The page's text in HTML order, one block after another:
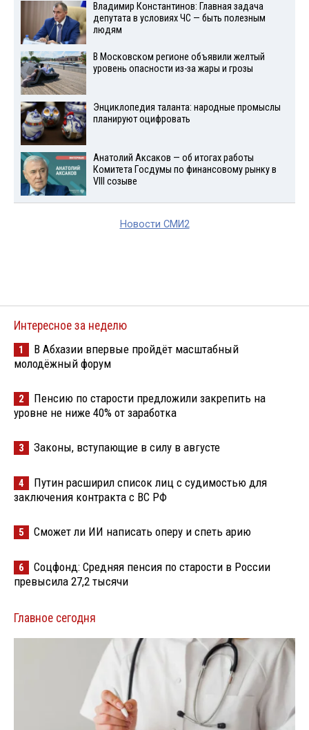
Владимир Константинов: Главная задача
депутата в условиях ЧС — быть полезным
людям
В Московском регионе объявили желтый
уровень опасности из-за жары и грозы
Энциклопедия таланта: народные промыслы
планируют оцифровать
Анатолий Аксаков — об итогах работы
Комитета Госдумы по финансовому рынку в
VIII созыве
Новости СМИ2
Интересное за неделю
1
В Абхазии впервые пройдёт масштабный
молодёжный форум
2
Пенсию по старости предложили закрепить на
уровне не ниже 40% от заработка
3 Законы, вступающие в силу в августе
4
Путин расширил список лиц с судимостью для
заключения контракта с ВС РФ
5 Сможет ли ИИ написать оперу и спеть арию
6
Соцфонд: Средняя пенсия по старости в России
превысила 27,2 тысячи
Главное сегодня